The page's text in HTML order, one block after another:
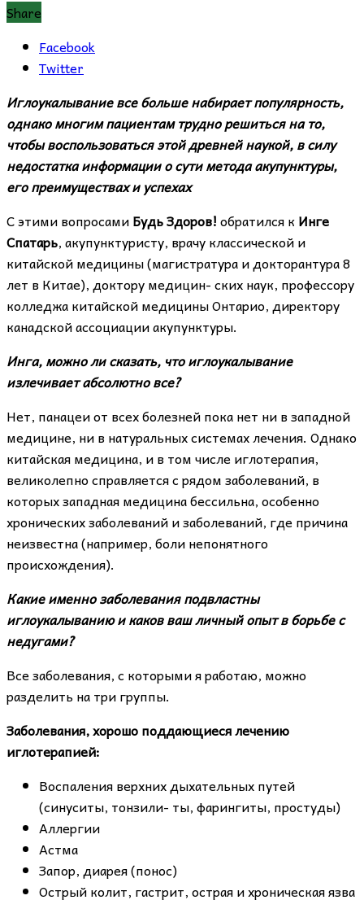
Share
Facebook
Twitter
Иглоукалывание все больше набирает популярность,
однако многим пациентам трудно решиться на то,
чтобы воспользоваться этой древней наукой, в силу
недостатка информации о сути метода акупунктуры,
его преимуществах и успехах
С этими вопросамиБудь Здоров!обратился кИнге
Спатарь, акупунктуристу, врачу классической и
китайской медицины (магистратура и докторантура 8
лет в Китае), доктору медицин- ских наук, профессору
колледжа китайской медицины Онтарио, директору
канадской ассоциации акупунктуры.
Инга, можно ли сказать, что иглоукалывание
излечивает абсолютно все?
Нет, панацеи от всех болезней пока нет ни в западной
медицине, ни в натуральных системах лечения. Однако
китайская медицина, и в том числе иглотерапия,
великолепно справляется с рядом заболеваний, в
которых западная медицина бессильна, особенно
хронических заболеваний и заболеваний, где причина
неизвестна (например, боли непонятного
происхождения).
Какие именно заболевания подвластны
иглоукалыванию и каков ваш личный опыт в борьбе с
недугами?
Все заболевания, с которыми я работаю, можно
разделить на три группы.
Заболевания, хорошо поддающиеся лечению
иглотерапией:
Воспаления верхних дыхательных путей
(синуситы, тонзили- ты, фарингиты, простуды)
Аллергии
Астма
Запор, диарея (понос)
Острый колит, гастрит, острая и хроническая язва